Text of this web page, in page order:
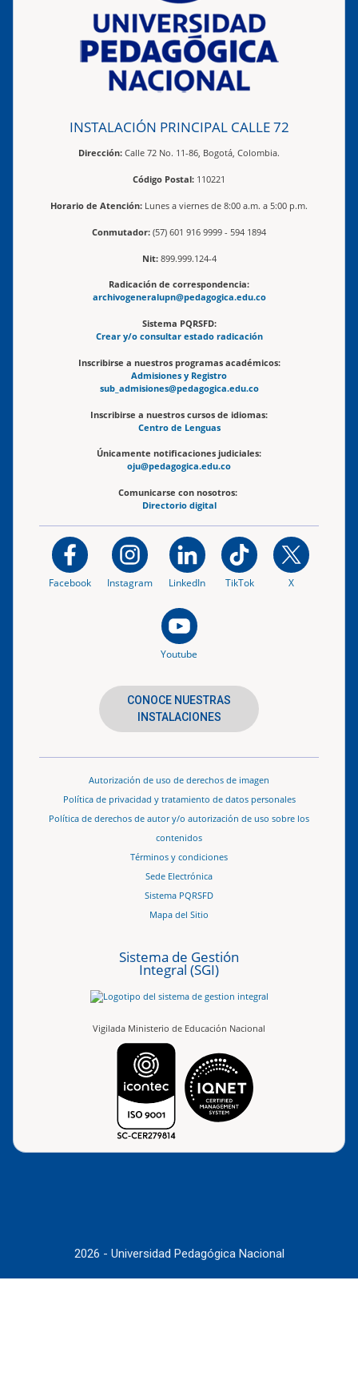
INSTALACIÓN PRINCIPAL CALLE 72
Dirección: Calle 72 No. 11-86, Bogotá, Colombia.
Código Postal: 110221
Horario de Atención: Lunes a viernes de 8:00 a.m. a 5:00 p.m.
Conmutador: (57) 601 916 9999 - 594 1894
Nit:899.999.124-4
Radicación de correspondencia:
archivogeneralupn@pedagogica.edu.co
Sistema PQRSFD:
Crear y/o consultar estado radicación
Inscribirse a nuestros programas académicos:
Admisiones y Registro
sub_admisiones@pedagogica.edu.co
Inscribirse a nuestros cursos de idiomas:
Centro de Lenguas
Únicamente notificaciones judiciales:
oju@pedagogica.edu.co
Comunicarse con nosotros:
Directorio digital
Facebook Instagram LinkedIn TikTok X
Youtube
CONOCE NUESTRAS
INSTALACIONES
Autorización de uso de derechos de imagen
Política de privacidad y tratamiento de datos personales
Política de derechos de autor y/o autorización de uso sobre los
contenidos
Términos y condiciones
Sede Electrónica
Sistema PQRSFD
Mapa del Sitio
Sistema de Gestión
Integral (SGI)
Vigilada Ministerio de Educación Nacional
2026 - Universidad Pedagógica Nacional